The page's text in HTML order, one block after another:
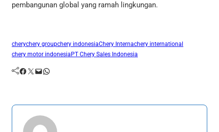
pembangunan global yang ramah lingkungan.
cherychery groupchery indonesiaChery Internachery international
chery motor indonesiaPT Chery Sales Indonesia
Facebook Twitter Mail WhatsApp